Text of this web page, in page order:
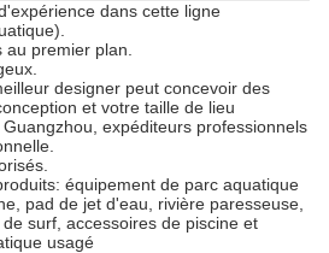
dans cette ligne
premier plan.
designer peut concevoir des
et votre taille de lieu
expéditeurs professionnels
équipement de parc aquatique
pad de jet d'eau, rivière paresseuse,
surf, accessoires de piscine et
usagé